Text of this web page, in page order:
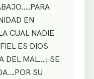
EN
CUAL NADIE
ES DIOS
DEL MAL….¡ SE
SU